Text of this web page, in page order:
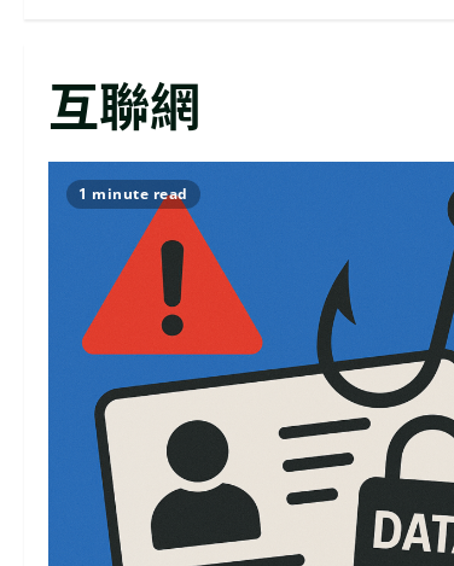
互聯網
1 minute read